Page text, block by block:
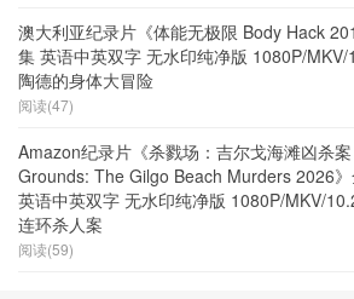
澳大利亚纪录片《体能无极限 Body Hack
集 英语中英双字 无水印纯净版 1080P/MKV/
陶德的身体大冒险
阅读(47)
Amazon纪录片《杀戮场：吉尔戈海滩凶杀
Grounds: The Gilgo Beach Murders 2026
英语中英双字 无水印纯净版 1080P/MKV/
连环杀人案
阅读(59)